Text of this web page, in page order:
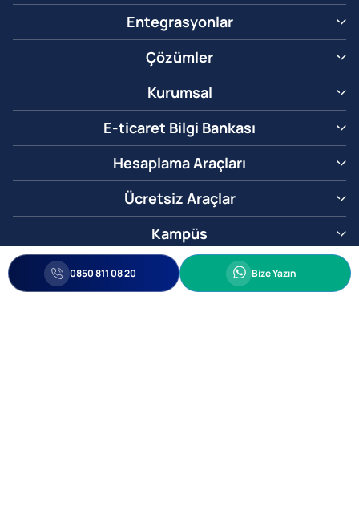
Entegrasyonlar
Çözümler
Kurumsal
E-ticaret Bilgi Bankası
Hesaplama Araçları
Ücretsiz Araçlar
Kampüs
0850 811 08 20 Whatsapp
Bize Yazın
0850 811 08 20